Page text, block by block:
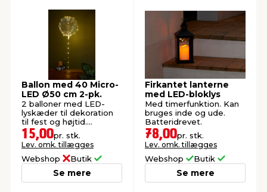
Ballon med 40 Micro-
LED Ø50 cm 2-pk.
2 balloner med LED-
lyskæder til dekoration
til fest og højtid.
Batteridrevet.
15,00pr. stk.
Lev. omk. tillægges
Webshop Butik
Se mere
Firkantet lanterne
med LED-bloklys
Med timerfunktion. Kan
bruges inde og ude.
Batteridrevet.
78,00pr. stk.
Lev. omk. tillægges
Webshop Butik
Se mere